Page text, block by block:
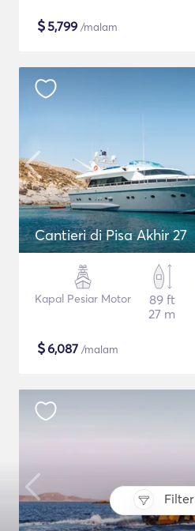
Filter
$5,799 /malam
Cantieri di Pisa Akhir 27
Kapal Pesiar Motor
89 ft
27 m
$6,087 /malam